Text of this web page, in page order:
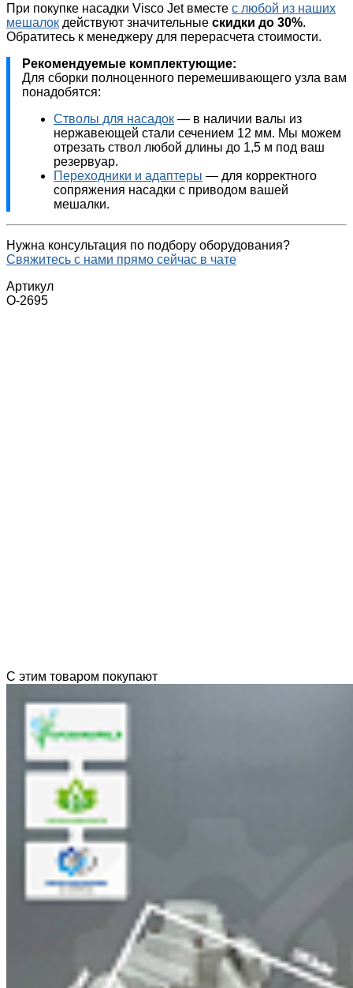
При покупке насадки Visco Jet вместе с любой из наших
мешалок действуют значительные скидки до 30%.
Обратитесь к менеджеру для перерасчета стоимости.
Рекомендуемые комплектующие:
Для сборки полноценного перемешивающего узла вам
понадобятся:
Стволы для насадок — в наличии валы из
нержавеющей стали сечением 12 мм. Мы можем
отрезать ствол любой длины до 1,5 м под ваш
резервуар.
Переходники и адаптеры — для корректного
сопряжения насадки с приводом вашей
мешалки.
Нужна консультация по подбору оборудования?
Свяжитесь с нами прямо сейчас в чате
Артикул
О-2695
С этим товаром покупают